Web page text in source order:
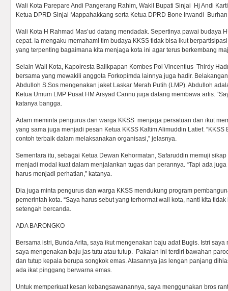
Wali Kota Parepare Andi Pangerang Rahim, Wakil Bupati Sinjai Hj Andi
Ketua DPRD Sinjai Mappahakkang serta Ketua DPRD Bone Irwandi Burhan
Wali Kota H Rahmad Mas’ud datang mendadak. Sepertinya pawai budaya
cepat. Ia mengaku memahami tim budaya KKSS tidak bisa ikut
yang terpenting bagaimana kita menjaga kota ini agar terus berkembang
Selain Wali Kota, Kapolresta Balikpapan Kombes Pol Vincentius Thirdy
bersama yang mewakili anggota Forkopimda lainnya juga hadir.
Abdulloh S.Sos mengenakan jaket Laskar Merah Putih (LMP). Abdulloh
Ketua Umum LMP Pusat HM Arsyad Cannu juga datang membawa artis.
katanya bangga.
Adam meminta pengurus dan warga KKSS menjaga persatuan dan ikut
yang sama juga menjadi pesan Ketua KKSS Kaltim Alimuddin Latief.
contoh terbaik dalam melaksanakan organisasi,” jelasnya.
Sementara itu, sebagai Ketua Dewan Kehormatan, Safaruddin memuji
menjadi modal kuat dalam menjalankan tugas dan perannya. “Tapi ada
harus menjadi perhatian,” katanya.
Dia juga minta pengurus dan warga KKSS mendukung program
pemerintah kota. “Saya harus sebut yang terhormat wali kota, nanti kita
setengah bercanda.
ADA BARONGKO
Bersama istri, Bunda Arita, saya ikut mengenakan baju adat Bugis. Istri
saya mengenakan baju jas tutu atau tutup. Pakaian ini terdiri bawahan
dan tutup kepala berupa songkok emas. Atasannya jas lengan panjang
ada ikat pinggang berwarna emas.
Untuk memperkuat kesan kebangsawanannya, saya menggunakan bros